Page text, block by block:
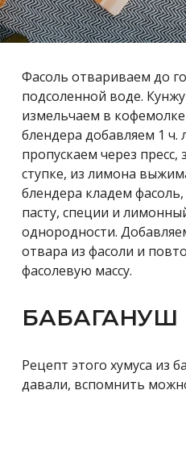
Фасоль отвариваем до
подсоленной воде.
измельчаем в
блендера добавляем 1 ч.
пропускаем через
ступке, из лимона
блендера кладем
пасту, специи и
однородности.
отвара из фасоли и
фасолевую массу.
БАБАГАНУШ
Рецепт этого хумуса из
давали, вспомнить